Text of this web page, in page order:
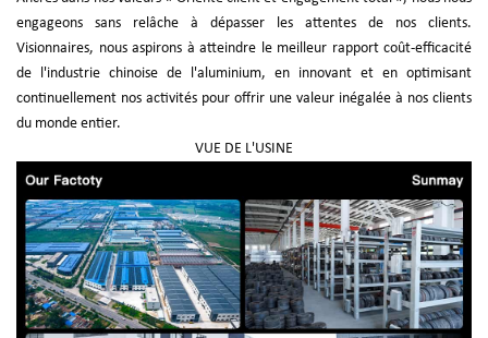
engageons sans relâche à dépasser les attentes de nos clients.
Visionnaires, nous aspirons à atteindre le meilleur rapport coût-efficacité
de l'industrie chinoise de l'aluminium, en innovant et en optimisant
continuellement nos activités pour offrir une valeur inégalée à nos clients
du monde entier.
VUE DE L'USINE